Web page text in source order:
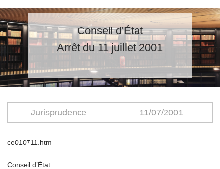
Conseil d'État
Arrêt du 11 juillet 2001
Jurisprudence 11/07/2001
ce010711.htm
Conseil d’État